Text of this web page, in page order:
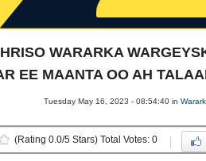
WARARKA
EE MAANTA OO AH
Tuesday May 16, 2023 - 08:54:40 in
(Rating 0.0/5 Stars) Total Votes: 0